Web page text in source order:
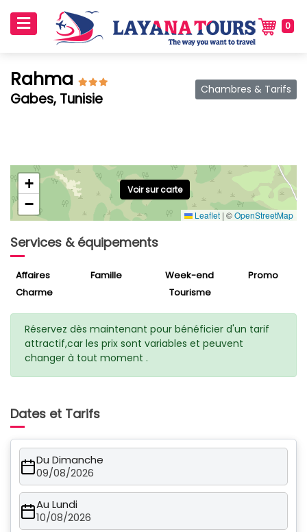
0
Rahma
Gabes, Tunisie
Chambres & Tarifs
+
−
Leaflet | ©OpenStreetMap
Voir sur carte
Services & équipements
Affaires Famille Week-end
Promo
Charme
Tourisme
Réservez dès maintenant pour bénéficier d'un tarif
attractif,car les prix sont variables et peuvent
changer à tout moment .
Dates et Tarifs
Du Dimanche
09/08/2026
Au Lundi
10/08/2026